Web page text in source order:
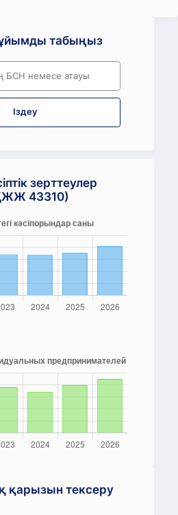
табыңыз
Іздеу
зерттеулер
43310)
қарызын тексеру